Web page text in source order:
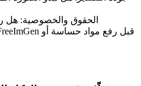
الحقوق والخصوصية: هل